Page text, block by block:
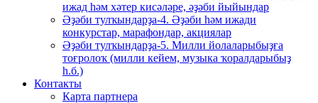
ижад һәм хәтер кисәләре, әҙәби йыйындар
Әҙәби тулҡындарҙа-4. Әҙәби һәм ижади
конкурстар, марафондар, акциялар
Әҙәби тулҡындарҙа-5. Милли йолаларыбыҙға
тоғролоҡ (милли кейем, музыка ҡоралдарыбыҙ
һ.б.)
Контакты
Карта партнера